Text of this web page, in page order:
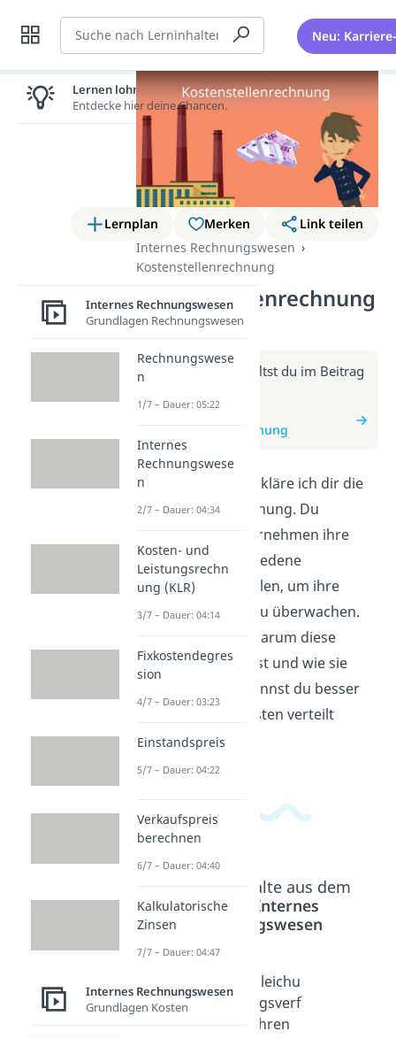
Suche Neu:
Lernplan Merken
Link teilen
Internes Rechnungswesen
Kostenstellenrechnung
Kostenstellenrechnung
(Video)
Weitere Infos erhältst du im Beitrag
zum Beitrag:
Kostenstellenrechnung
In diesem Video erkläre ich dir die
Kostenstellenrechnung. Du
erfährst, wie Unternehmen ihre
Kosten auf verschiedene
Abteilungen aufteilen, um ihre
Ausgaben genau zu überwachen.
Wir besprechen, warum diese
Methode wichtig ist und wie sie
funktioniert. So kannst du besser
verstehen, wie Kosten verteilt
werden.
Beliebte Inhalte aus dem
Bereich
Internes
Rechnungswesen
Primär-
und
Gleichu
ngsverf
ahren
Lernen lohnt sich!
Entdecke hier deine Chancen.
Internes Rechnungswesen
Grundlagen Rechnungswesen
Rechnungswese
n
1/7 – Dauer: 05:22
Internes
Rechnungswese
n
2/7 – Dauer: 04:34
Kosten- und
Leistungsrechn
ung (KLR)
3/7 – Dauer: 04:14
Fixkostendegres
sion
4/7 – Dauer: 03:23
Einstandspreis
5/7 – Dauer: 04:22
Verkaufspreis
berechnen
6/7 – Dauer: 04:40
Kalkulatorische
Zinsen
7/7 – Dauer: 04:47
Internes Rechnungswesen
Grundlagen Kosten